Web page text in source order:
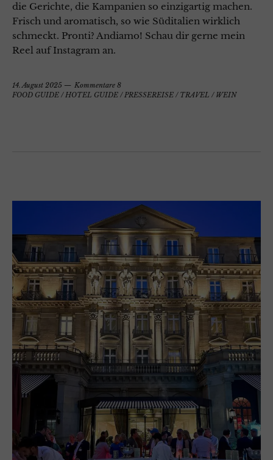
die Gerichte, die Kampanien so einzigartig machen.
Frisch und aromatisch, so wie Süditalien wirklich
schmeckt. Pronti? Andiamo! Schau dir gerne mein
Reel auf Instagram an.
14. August 2025
Kommentare 8
FOOD GUIDE /HOTEL GUIDE /PRESSEREISE / TRAVEL / WEIN